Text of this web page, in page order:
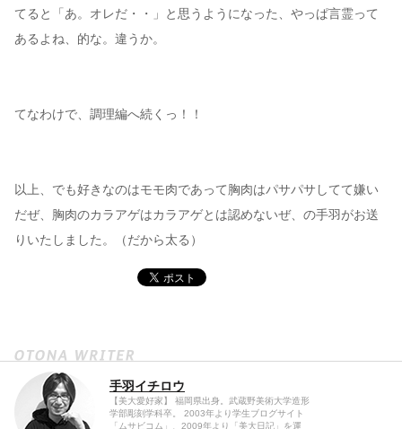
てると「あ。オレだ・・」と思うようになった、やっぱ言霊って
あるよね、的な。違うか。
てなわけで、調理編へ続くっ！！
以上、でも好きなのはモモ肉であって胸肉はパサパサしてて嫌い
だぜ、胸肉のカラアゲはカラアゲとは認めないぜ、の手羽がお送
りいたしました。（だから太る）
手羽イチロウ
【美大愛好家】 福岡県出身。武蔵野美術大学造形
学部彫刻学科卒。 2003年より学生ブログサイト
「ムサビコム」、2009年より「美大日記」を運